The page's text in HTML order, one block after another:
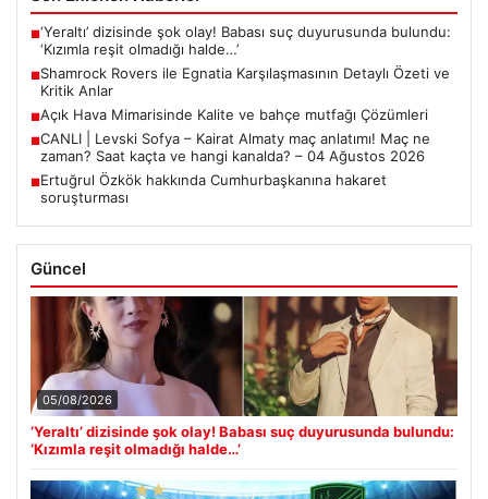
■‘Yeraltı’ dizisinde şok olay! Babası suç duyurusunda bulundu:
‘Kızımla reşit olmadığı halde…’
■Shamrock Rovers ile Egnatia Karşılaşmasının Detaylı Özeti ve
Kritik Anlar
■Açık Hava Mimarisinde Kalite ve bahçe mutfağı Çözümleri
■CANLI | Levski Sofya – Kairat Almaty maç anlatımı! Maç ne
zaman? Saat kaçta ve hangi kanalda? – 04 Ağustos 2026
■Ertuğrul Özkök hakkında Cumhurbaşkanına hakaret
soruşturması
Güncel
05/08/2026
‘Yeraltı’ dizisinde şok olay! Babası suç duyurusunda bulundu:
‘Kızımla reşit olmadığı halde…’